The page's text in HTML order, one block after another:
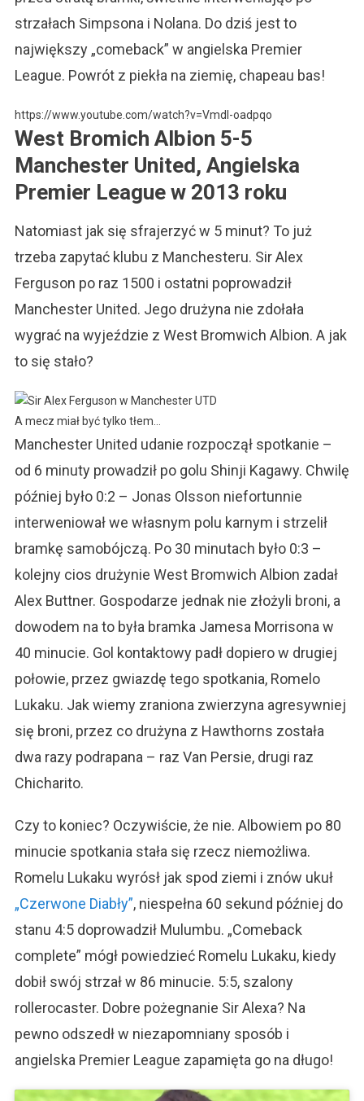
strzałach Simpsona i Nolana. Do dziś jest to
największy „comeback” w angielska Premier
League. Powrót z piekła na ziemię, chapeau bas!
https://www.youtube.com/watch?v=Vmdl-oadpqo
West Bromich Albion 5-5
Manchester United, Angielska
Premier League w 2013 roku
Natomiast jak się sfrajerzyć w 5 minut? To już
trzeba zapytać klubu z Manchesteru. Sir Alex
Ferguson po raz 1500 i ostatni poprowadził
Manchester United. Jego drużyna nie zdołała
wygrać na wyjeździe z West Bromwich Albion. A jak
to się stało?
A mecz miał być tylko tłem…
Manchester United udanie rozpoczął spotkanie –
od 6 minuty prowadził po golu Shinji Kagawy. Chwilę
później było 0:2 – Jonas Olsson niefortunnie
interweniował we własnym polu karnym i strzelił
bramkę samobójczą. Po 30 minutach było 0:3 –
kolejny cios drużynie West Bromwich Albion zadał
Alex Buttner. Gospodarze jednak nie złożyli broni, a
dowodem na to była bramka Jamesa Morrisona w
40 minucie. Gol kontaktowy padł dopiero w drugiej
połowie, przez gwiazdę tego spotkania, Romelo
Lukaku. Jak wiemy zraniona zwierzyna agresywniej
się broni, przez co drużyna z Hawthorns została
dwa razy podrapana – raz Van Persie, drugi raz
Chicharito.
Czy to koniec? Oczywiście, że nie. Albowiem po 80
minucie spotkania stała się rzecz niemożliwa.
Romelu Lukaku wyrósł jak spod ziemi i znów ukuł
„Czerwone Diabły”, niespełna 60 sekund później do
stanu 4:5 doprowadził Mulumbu. „Comeback
complete” mógł powiedzieć Romelu Lukaku, kiedy
dobił swój strzał w 86 minucie. 5:5, szalony
rollerocaster. Dobre pożegnanie Sir Alexa? Na
pewno odszedł w niezapomniany sposób i
angielska Premier League zapamięta go na długo!